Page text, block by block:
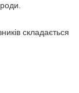
складається